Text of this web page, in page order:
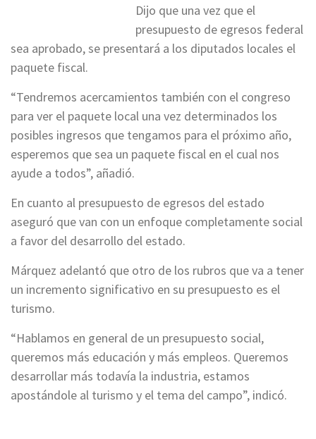
Dijo que una vez que el
presupuesto de egresos federal
sea aprobado, se presentará a los diputados locales el
paquete fiscal.
“Tendremos acercamientos también con el congreso
para ver el paquete local una vez determinados los
posibles ingresos que tengamos para el próximo año,
esperemos que sea un paquete fiscal en el cual nos
ayude a todos”, añadió.
En cuanto al presupuesto de egresos del estado
aseguró que van con un enfoque completamente social
a favor del desarrollo del estado.
Márquez adelantó que otro de los rubros que va a tener
un incremento significativo en su presupuesto es el
turismo.
“Hablamos en general de un presupuesto social,
queremos más educación y más empleos. Queremos
desarrollar más todavía la industria, estamos
apostándole al turismo y el tema del campo”, indicó.